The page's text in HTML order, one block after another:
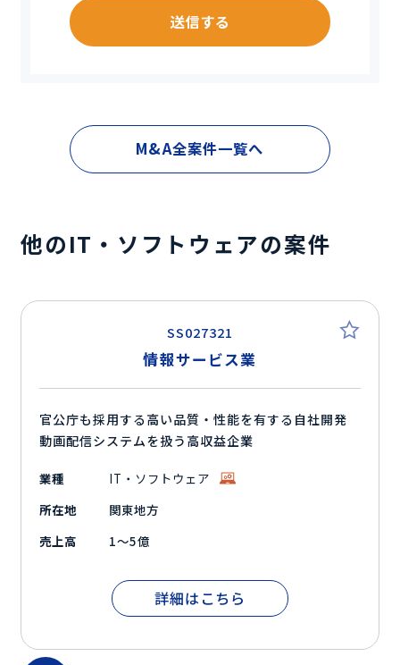
送信する
M&A全案件一覧へ
他のIT・ソフトウェアの案件
SS027321
情報サービス業
官公庁も採用する高い品質・性能を有する自社開発
動画配信システムを扱う高収益企業
業種
IT・ソフトウェア
所在地
関東地方
売上高
1～5億
詳細はこちら